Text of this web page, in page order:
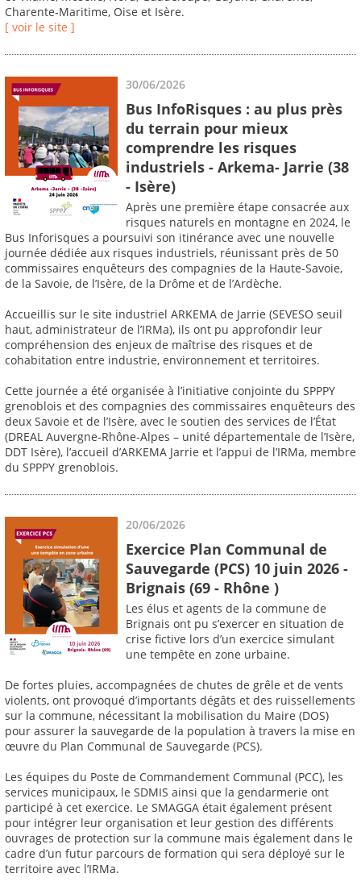
Charente-Maritime, Oise et Isère.
[ voir le site ]
30/06/2026
Bus InfoRisques : au plus près
du terrain pour mieux
comprendre les risques
industriels - Arkema- Jarrie (38
- Isère)
Après une première étape consacrée aux
risques naturels en montagne en 2024, le
Bus Inforisques a poursuivi son itinérance avec une nouvelle
journée dédiée aux risques industriels, réunissant près de 50
commissaires enquêteurs des compagnies de la Haute-Savoie,
de la Savoie, de l’Isère, de la Drôme et de l’Ardèche.
Accueillis sur le site industriel ARKEMA de Jarrie (SEVESO seuil
haut, administrateur de l’IRMa), ils ont pu approfondir leur
compréhension des enjeux de maîtrise des risques et de
cohabitation entre industrie, environnement et territoires.
Cette journée a été organisée à l’initiative conjointe du SPPPY
grenoblois et des compagnies des commissaires enquêteurs des
deux Savoie et de l’Isère, avec le soutien des services de l’État
(DREAL Auvergne-Rhône-Alpes – unité départementale de l’Isère,
DDT Isère), l’accueil d’ARKEMA Jarrie et l’appui de l’IRMa, membre
du SPPPY grenoblois.
20/06/2026
Exercice Plan Communal de
Sauvegarde (PCS) 10 juin 2026 -
Brignais (69 - Rhône )
Les élus et agents de la commune de
Brignais ont pu s’exercer en situation de
crise fictive lors d’un exercice simulant
une tempête en zone urbaine.
De fortes pluies, accompagnées de chutes de grêle et de vents
violents, ont provoqué d’importants dégâts et des ruissellements
sur la commune, nécessitant la mobilisation du Maire (DOS)
pour assurer la sauvegarde de la population à travers la mise en
œuvre du Plan Communal de Sauvegarde (PCS).
Les équipes du Poste de Commandement Communal (PCC), les
services municipaux, le SDMIS ainsi que la gendarmerie ont
participé à cet exercice. Le SMAGGA était également présent
pour intégrer leur organisation et leur gestion des différents
ouvrages de protection sur la commune mais également dans le
cadre d’un futur parcours de formation qui sera déployé sur le
territoire avec l’IRMa.